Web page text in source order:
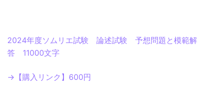
2024年度ソムリエ試験 論述試験 予想問題と模範解
答 11000文字
→【購入リンク】600円